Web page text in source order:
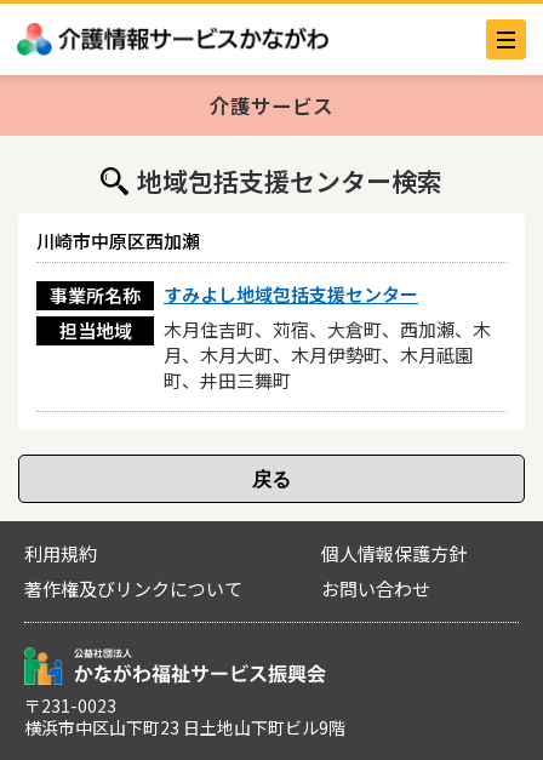
介護サービス
地域包括支援センター検索
川崎市中原区西加瀬
事業所名称
すみよし地域包括支援センター
担当地域
木月住吉町、苅宿、大倉町、西加瀬、木
月、木月大町、木月伊勢町、木月祗園
町、井田三舞町
利用規約
個人情報保護方針
著作権及びリンクについて
お問い合わせ
〒231-0023
横浜市中区山下町23 日土地山下町ビル9階